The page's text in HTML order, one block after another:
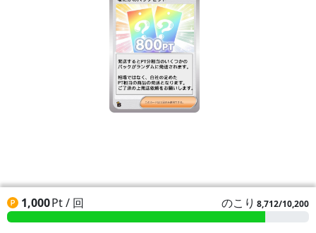
1,000Pt / 回 のこり 8,712/10,200